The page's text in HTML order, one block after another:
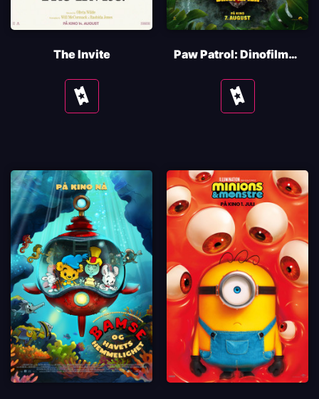
The Invite
Se
tider
Paw Patrol: Dinofilmen
Se
tider